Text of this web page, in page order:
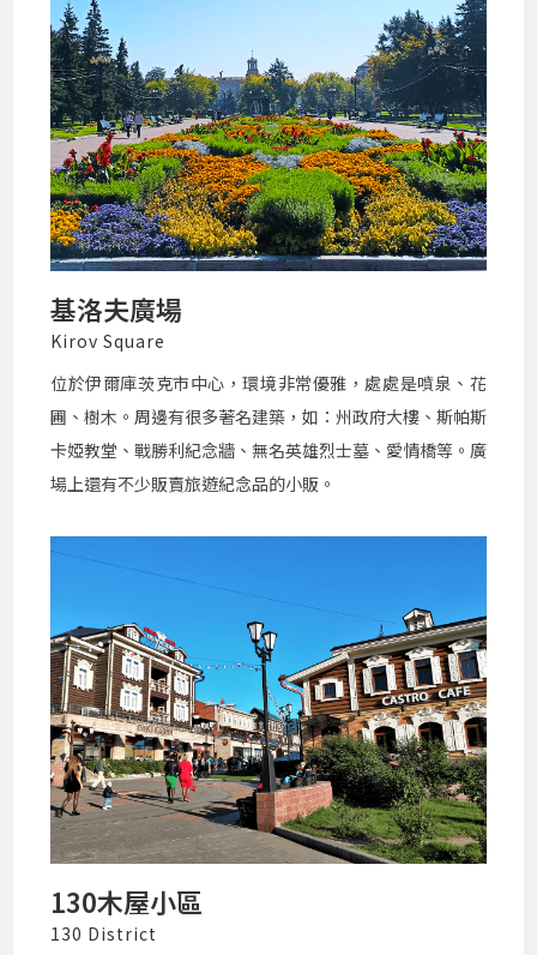
基洛夫廣場
Kirov Square
位於伊爾庫茨克市中心，環境非常優雅，處處是噴泉、花
圃、樹木。周邊有很多著名建築，如：州政府大樓、斯帕斯
卡婭教堂、戰勝利紀念牆、無名英雄烈士墓、愛情橋等。廣
場上還有不少販賣旅遊紀念品的小販。
130木屋小區
130 District